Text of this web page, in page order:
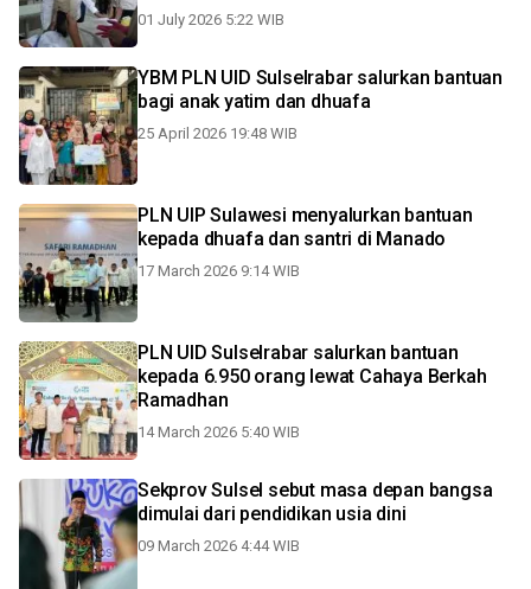
01 July 2026 5:22 WIB
YBM PLN UID Sulselrabar salurkan bantuan
bagi anak yatim dan dhuafa
25 April 2026 19:48 WIB
PLN UIP Sulawesi menyalurkan bantuan
kepada dhuafa dan santri di Manado
17 March 2026 9:14 WIB
PLN UID Sulselrabar salurkan bantuan
kepada 6.950 orang lewat Cahaya Berkah
Ramadhan
14 March 2026 5:40 WIB
Sekprov Sulsel sebut masa depan bangsa
dimulai dari pendidikan usia dini
09 March 2026 4:44 WIB